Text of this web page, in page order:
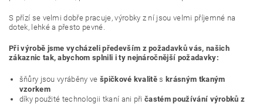
S přízí se velmi dobře pracuje, výrobky z ní jsou velmi příjemné na
dotek, lehké a přesto pevné.
Při výrobě jsme vycházeli především z požadavků vás, našich
zákaznic tak, abychom splnili i ty nejnáročnější požadavky:
šňůry jsou vyráběny ve špičkové kvalitě s krásným tkaným
vzorkem
díky použité technologii tkaní ani přičastém používání výrobků z